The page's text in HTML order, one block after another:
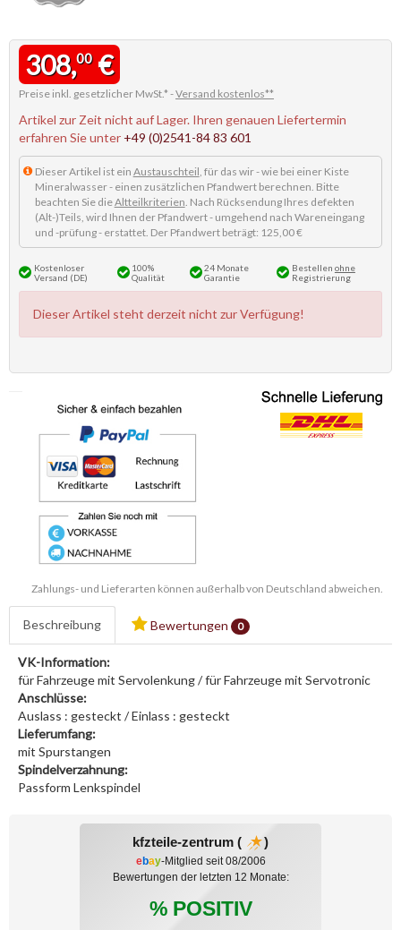
308,00€
Preise inkl. gesetzlicher MwSt.* -Versand kostenlos**
Artikel zur Zeit nicht auf Lager. Ihren genauen Liefertermin
erfahren Sie unter +49 (0)2541-84 83 601
Dieser Artikel ist ein Austauschteil, für das wir - wie bei einer Kiste
Mineralwasser - einen zusätzlichen Pfandwert berechnen. Bitte
beachten Sie dieAltteilkriterien. Nach Rücksendung Ihres defekten
(Alt-)Teils, wird Ihnen der Pfandwert - umgehend nach Wareneingang
und -prüfung - erstattet. Der Pfandwert beträgt: 125,00 €
Kostenloser
Versand (DE)
100%
Qualität
24 Monate
Garantie
Bestellen ohne
Registrierung
Dieser Artikel steht derzeit nicht zur Verfügung!
Zahlungs- und Lieferarten können außerhalb von Deutschland abweichen.
Beschreibung Bewertungen 0
VK-Information:
für Fahrzeuge mit Servolenkung / für Fahrzeuge mit Servotronic
Anschlüsse:
Auslass : gesteckt / Einlass : gesteckt
Lieferumfang:
mit Spurstangen
Spindelverzahnung:
Passform Lenkspindel
kfzteile-zentrum ( )
ebay-Mitglied seit 08/2006
Bewertungen der letzten 12 Monate:
% POSITIV